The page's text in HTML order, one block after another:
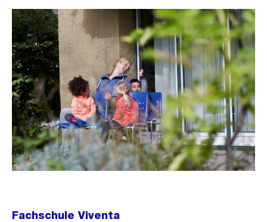
Fachschule Viventa